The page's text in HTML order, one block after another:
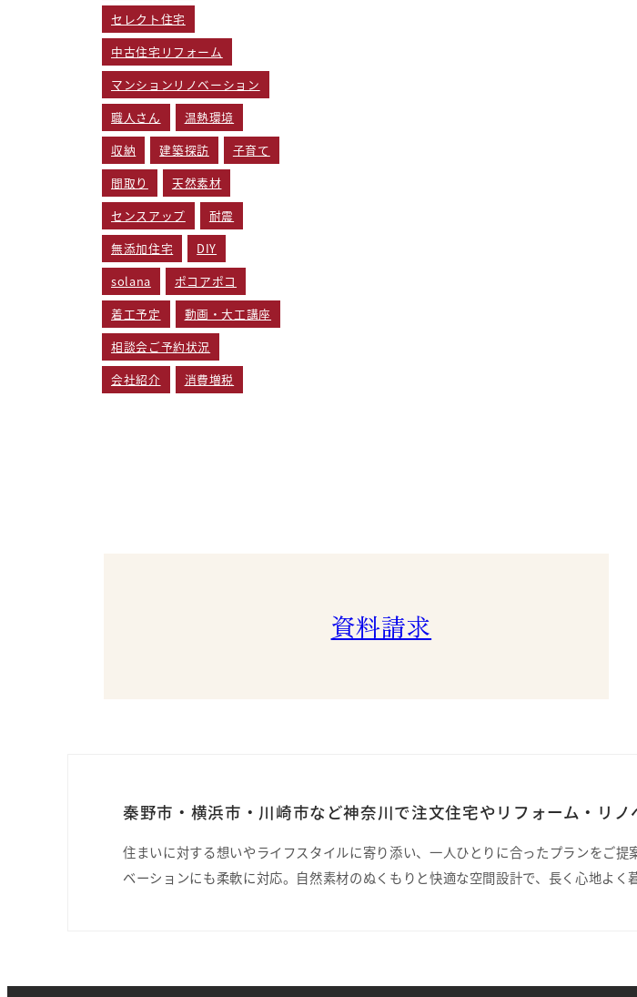
セレクト住宅
中古住宅リフォーム
マンションリノベーション
職人さん
温熱環境
収納
建築探訪
子育て
間取り
天然素材
センスアップ
耐震
無添加住宅
DIY
solana
ポコアポコ
着工予定
動画・大工講座
相談会ご予約状況
会社紹介
消費増税
資料請求
秦野市・横浜市・川崎市など神奈川で注文住宅やリフォーム・リ
住まいに対する想いやライフスタイルに寄り添い、一人ひとりに合ったプランをご
ベーションにも柔軟に対応。自然素材のぬくもりと快適な空間設計で、長く心地よく